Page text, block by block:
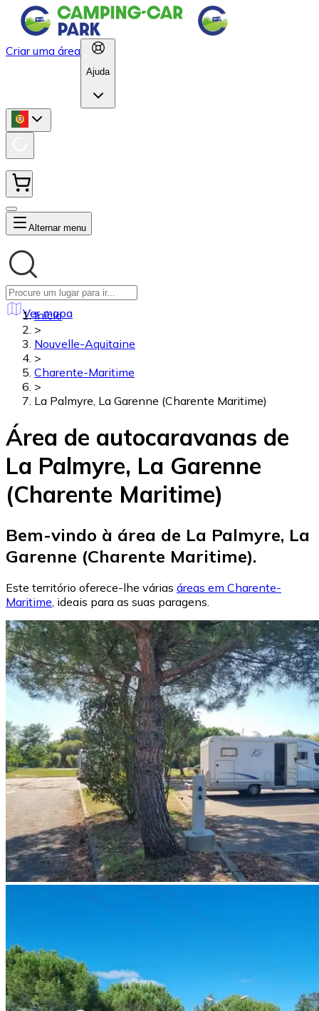
Criar uma área
Ajuda
Alternar menu
Ver mapa
Início
>
Nouvelle-Aquitaine
>
Charente-Maritime
>
La Palmyre, La Garenne (Charente Maritime)
Área de autocaravanas de
La Palmyre, La Garenne
(Charente Maritime)
Bem-vindo à área de La Palmyre, La
Garenne (Charente Maritime).
Este território oferece-lhe várias áreas em Charente-
Maritime, ideais para as suas paragens.